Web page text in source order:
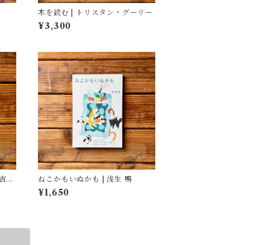
木を読む | トリスタン・グーリー
¥3,300
ねこかもいぬかも | 浅生 鴨
¥1,650